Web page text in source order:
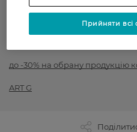
до -50% на обраний
Art G, Intuicia, Siela
до -30% на обрану продукцію
ART G
Прийняти всі